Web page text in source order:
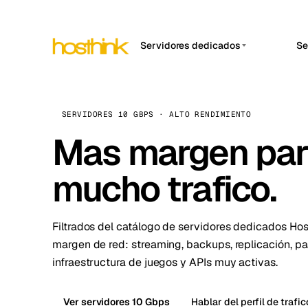
Servidores dedicados
Sudamérica Servidores (4)
Norteamérica Servidores
(16)
SERVIDORES 10 GBPS · ALTO RENDIMIENTO
Mas margen
mucho trafico.
Filtrados del catálogo de servidores dedicados
margen de red: streaming, backups, replicación,
infraestructura de juegos y APIs muy activas.
Ver servidores 10 Gbps Hablar del perfil de